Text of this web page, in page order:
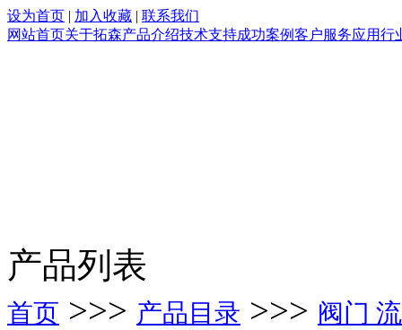
设为首页 | 加入收藏 | 联系我们
网站首页关于拓森产品介绍技术支持成功案例客户服务应用行
产品列表
首页 >>> 产品目录 >>> 阀门